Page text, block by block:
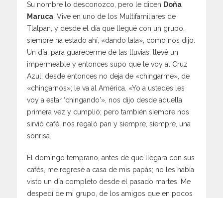
Su nombre lo desconozco, pero le dicen Doña
Maruca . Vive en uno de los Multifamiliares de
Tlalpan, y desde el día que llegué con un grupo,
siempre ha estado ahí, «dando lata», como nos dijo.
Un día, para guarecerme de las lluvias, llevé un
impermeable y entonces supo que le voy al Cruz
Azul; desde entonces no deja de «chingarme», de
«chingarnos»; le va al América. «Yo a ustedes les
voy a estar ‘chingando'», nos dijo desde aquella
primera vez y cumplió; pero también siempre nos
sirvió café, nos regaló pan y siempre, siempre, una
sonrisa.
El domingo temprano, antes de que llegara con sus
cafés, me regresé a casa de mis papás; no les había
visto un día completo desde el pasado martes. Me
despedí de mi grupo, de los amigos que en pocos